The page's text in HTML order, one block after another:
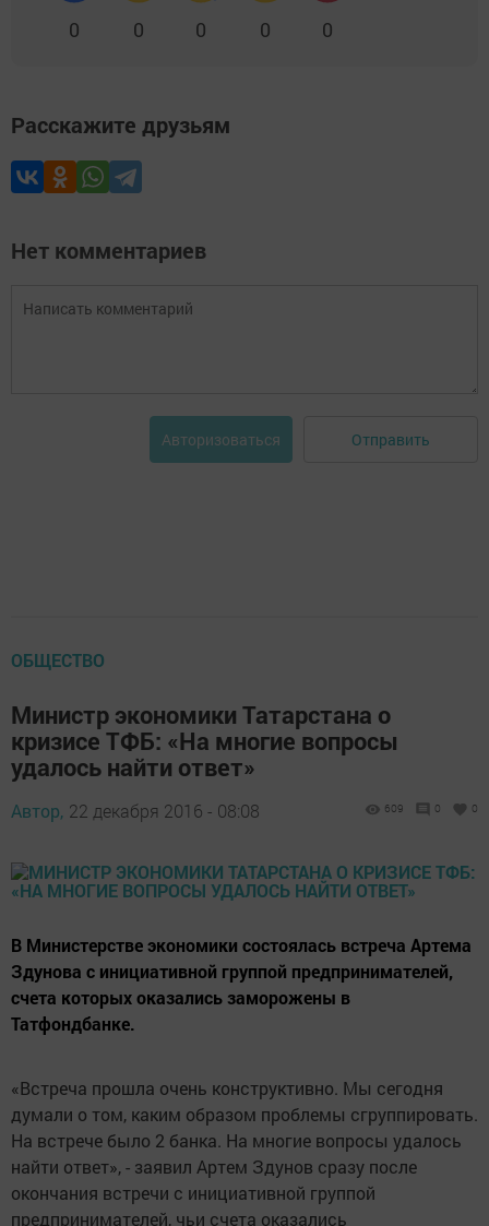
0 0 0 0 0
Расскажите друзьям
Нет комментариев
Авторизоваться Отправить
ОБЩЕСТВО
Министр экономики Татарстана о
кризисе ТФБ: «На многие вопросы
удалось найти ответ»
Автор, 22 декабря 2016 - 08:08 609 0 0
В Министерстве экономики состоялась встреча Артема
Здунова с инициативной группой предпринимателей,
счета которых оказались заморожены в
Татфондбанке.
«Встреча прошла очень конструктивно. Мы сегодня
думали о том, каким образом проблемы сгруппировать.
На встрече было 2 банка. На многие вопросы удалось
найти ответ», - заявил Артем Здунов сразу после
окончания встречи с инициативной группой
предпринимателей, чьи счета оказались